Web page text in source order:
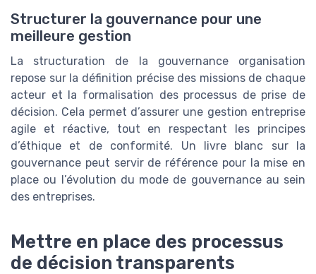
Structurer la gouvernance pour une
meilleure gestion
La structuration de la gouvernance organisation
repose sur la définition précise des missions de chaque
acteur et la formalisation des processus de prise de
décision. Cela permet d’assurer une gestion entreprise
agile et réactive, tout en respectant les principes
d’éthique et de conformité. Un livre blanc sur la
gouvernance peut servir de référence pour la mise en
place ou l’évolution du mode de gouvernance au sein
des entreprises.
Mettre en place des processus
de décision transparents